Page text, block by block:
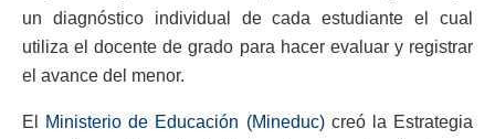
un diagnóstico individual de cada estudiante el cual
utiliza el docente de grado para hacer evaluar y registrar
el avance del menor.
El Ministerio de Educación (Mineduc)creó la Estrategia